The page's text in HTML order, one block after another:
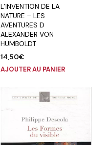
L’INVENTION DE LA
NATURE – LES
AVENTURES D
ALEXANDER VON
HUMBOLDT
14,50€
AJOUTER AU PANIER